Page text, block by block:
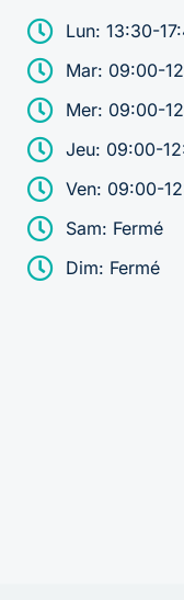
Lun: 13:30-
Mar: 09:00-
Mer: 09:00-
Jeu: 09:00-
Ven: 09:00-
Sam: Fermé
Dim: Fermé